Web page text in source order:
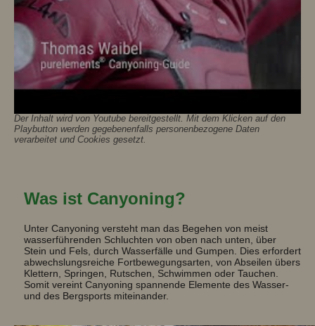
Der Inhalt wird von Youtube bereitgestellt. Mit dem Klicken auf den
Playbutton werden gegebenenfalls personenbezogene Daten
verarbeitet und Cookies gesetzt.
Was ist Canyoning?
Unter Canyoning versteht man das Begehen von meist
wasserführenden Schluchten von oben nach unten, über
Stein und Fels, durch Wasserfälle und Gumpen. Dies erfordert
abwechslungsreiche Fortbewegungsarten, von Abseilen übers
Klettern, Springen, Rutschen, Schwimmen oder Tauchen.
Somit vereint Canyoning spannende Elemente des Wasser-
und des Bergsports miteinander.